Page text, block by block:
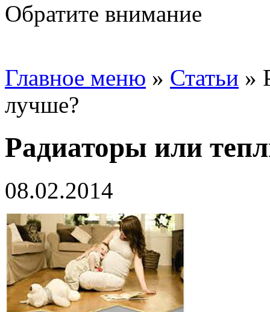
Обратите внимание
Главное меню » Статьи »
лучше?
Радиаторы или
08.02.2014